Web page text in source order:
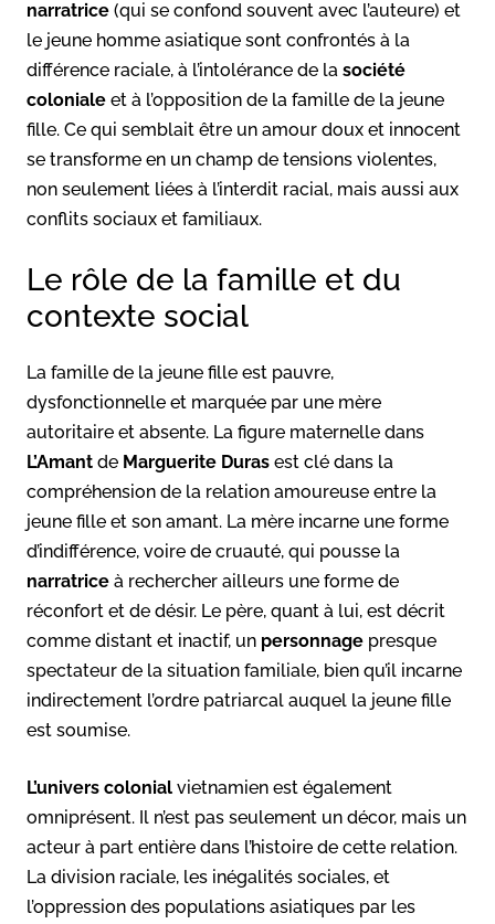
narratrice (qui se confond souvent avec l’auteure) et
le jeune homme asiatique sont confrontés à la
différence raciale, à l’intolérance de la société
coloniale et à l’opposition de la famille de la jeune
fille. Ce qui semblait être un amour doux et innocent
se transforme en un champ de tensions violentes,
non seulement liées à l’interdit racial, mais aussi aux
conflits sociaux et familiaux.
Le rôle de la famille et du
contexte social
La famille de la jeune fille est pauvre,
dysfonctionnelle et marquée par une mère
autoritaire et absente. La figure maternelle dans
L’Amant de Marguerite Duras est clé dans la
compréhension de la relation amoureuse entre la
jeune fille et son amant. La mère incarne une forme
d’indifférence, voire de cruauté, qui pousse la
narratrice à rechercher ailleurs une forme de
réconfort et de désir. Le père, quant à lui, est décrit
comme distant et inactif, un personnage presque
spectateur de la situation familiale, bien qu’il incarne
indirectement l’ordre patriarcal auquel la jeune fille
est soumise.
L’univers colonial vietnamien est également
omniprésent. Il n’est pas seulement un décor, mais un
acteur à part entière dans l’histoire de cette relation.
La division raciale, les inégalités sociales, et
l’oppression des populations asiatiques par les